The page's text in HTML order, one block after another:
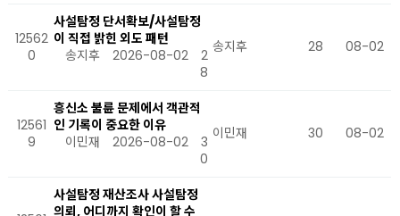
12562
0
사설탐정 단서확보/사설탐정
이 직접 밝힌 외도 패턴
송지후
2026-08-02
2
8
송지후 28 08-02
12561
9
흥신소 불륜 문제에서 객관적
인 기록이 중요한 이유
이민재
2026-08-02
3
0
이민재 30 08-02
사설탐정 재산조사 사설탐정
의뢰, 어디까지 확인이 할 수